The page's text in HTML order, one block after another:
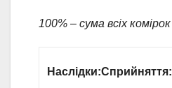
100% – сума всіх комірок
Наслідки:Сприйняття: